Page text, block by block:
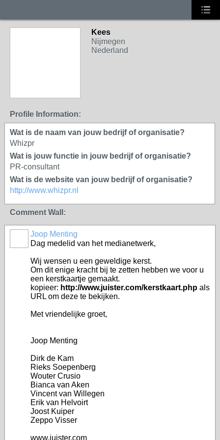
Kees
Nijmegen
Nederland
Profile Information:
Wat is de naam van jouw bedrijf of organisatie?
Whizpr
Wat is jouw functie in jouw bedrijf of organisatie?
PR-consultant
Wat is de website van jouw bedrijf of organisatie?
http://www.whizpr.nl
Comment Wall:
Joop Menting
Dag medelid van het medianetwerk,
Wij wensen u een geweldige kerst.
Om dit enige kracht bij te zetten hebben we voor u
een kerstkaartje gemaakt.
kopieer: http://www.juister.com/kerstkaart.php als
URL om deze te bekijken.
Met vriendelijke groet,
Joop Menting
Dirk de Kam
Rieks Soepenberg
Wouter Crusio
Bianca van Aken
Vincent van Willegen
Erik van Helvoirt
Joost Kuiper
Zeppo Visser
www.juister.com